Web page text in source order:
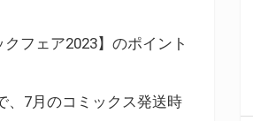
フェア2023】のポイント
、7月のコミックス発送時